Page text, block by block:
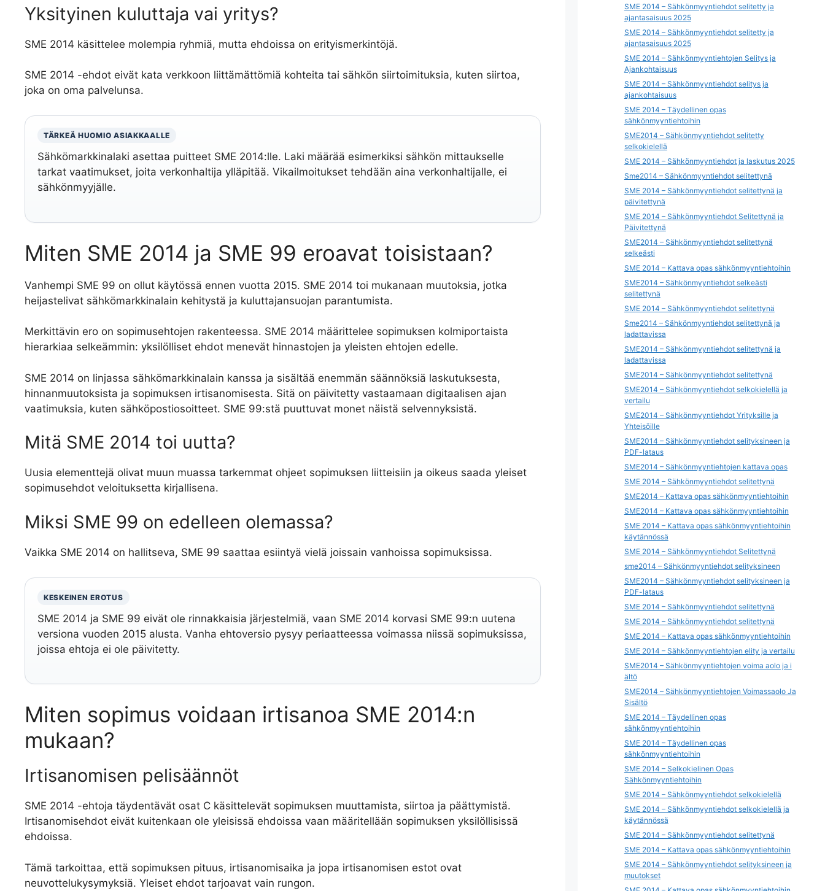
Yksityinen kuluttaja vai yritys?
SME 2014 käsittelee molempia ryhmiä, mutta ehdoissa on erityismerkintöjä.
SME 2014 -ehdot eivät kata verkkoon liittämättömiä kohteita tai sähkön siirtoimituksia, kuten siirtoa,
joka on oma palvelunsa.
TÄRKEÄ HUOMIO ASIAKKAALLE
Sähkömarkkinalaki asettaa puitteet SME 2014:lle. Laki määrää esimerkiksi sähkön mittaukselle
tarkat vaatimukset, joita verkonhaltija ylläpitää. Vikailmoitukset tehdään aina verkonhaltijalle, ei
sähkönmyyjälle.
Miten SME 2014 ja SME 99 eroavat toisistaan?
Vanhempi SME 99 on ollut käytössä ennen vuotta 2015. SME 2014 toi mukanaan muutoksia, jotka
heijastelivat sähkömarkkinalain kehitystä ja kuluttajansuojan parantumista.
Merkittävin ero on sopimusehtojen rakenteessa. SME 2014 määrittelee sopimuksen kolmiportaista
hierarkiaa selkeämmin: yksilölliset ehdot menevät hinnastojen ja yleisten ehtojen edelle.
SME 2014 on linjassa sähkömarkkinalain kanssa ja sisältää enemmän säännöksiä laskutuksesta,
hinnanmuutoksista ja sopimuksen irtisanomisesta. Sitä on päivitetty vastaamaan digitaalisen ajan
vaatimuksia, kuten sähköpostiosoitteet. SME 99:stä puuttuvat monet näistä selvennyksistä.
Mitä SME 2014 toi uutta?
Uusia elementtejä olivat muun muassa tarkemmat ohjeet sopimuksen liitteisiin ja oikeus saada yleiset
sopimusehdot veloituksetta kirjallisena.
Miksi SME 99 on edelleen olemassa?
Vaikka SME 2014 on hallitseva, SME 99 saattaa esiintyä vielä joissain vanhoissa sopimuksissa.
KESKEINEN EROTUS
SME 2014 ja SME 99 eivät ole rinnakkaisia järjestelmiä, vaan SME 2014 korvasi SME 99:n uutena
versiona vuoden 2015 alusta. Vanha ehtoversio pysyy periaatteessa voimassa niissä sopimuksissa,
joissa ehtoja ei ole päivitetty.
Miten sopimus voidaan irtisanoa SME 2014:n
mukaan?
Irtisanomisen pelisäännöt
SME 2014 -ehtoja täydentävät osat C käsittelevät sopimuksen muuttamista, siirtoa ja päättymistä.
Irtisanomisehdot eivät kuitenkaan ole yleisissä ehdoissa vaan määritellään sopimuksen yksilöllisissä
ehdoissa.
Tämä tarkoittaa, että sopimuksen pituus, irtisanomisaika ja jopa irtisanomisen estot ovat
neuvottelukysymyksiä. Yleiset ehdot tarjoavat vain rungon.
SME 2014 – Sähkönmyyntiehdot selitetty ja
ajantasaisuus 2025
SME 2014 – Sähkönmyyntiehdot selitetty ja
ajantasaisuus 2025
SME 2014 – Sähkönmyyntiehtojen Selitys ja
Ajankohtaisuus
SME 2014 – Sähkönmyyntiehdot selitys ja
ajankohtaisuus
SME 2014 – Täydellinen opas
sähkönmyyntiehtoihin
SME2014 – Sähkönmyyntiehdot selitetty
selkokielellä
SME 2014 – Sähkönmyyntiehdot ja laskutus 2025
Sme2014 – Sähkönmyyntiehdot selitettynä
SME 2014 – Sähkönmyyntiehdot selitettynä ja
päivitettynä
SME 2014 – Sähkönmyyntiehdot Selitettynä ja
Päivitettynä
SME2014 – Sähkönmyyntiehdot selitettynä
selkeästi
SME 2014 – Kattava opas sähkönmyyntiehtoihin
SME2014 – Sähkönmyyntiehdot selkeästi
selitettynä
SME 2014 – Sähkönmyyntiehdot selitettynä
Sme2014 – Sähkönmyyntiehdot selitettynä ja
ladattavissa
SME2014 – Sähkönmyyntiehdot selitettynä ja
ladattavissa
SME2014 – Sähkönmyyntiehdot selitettynä
SME2014 – Sähkönmyyntiehdot selkokielellä ja
vertailu
SME2014 – Sähkönmyyntiehdot Yrityksille ja
Yhteisöille
SME2014 – Sähkönmyyntiehdot selityksineen ja
PDF-lataus
SME2014 – Sähkönmyyntiehtojen kattava opas
SME 2014 – Sähkönmyyntiehdot selitettynä
SME2014 – Kattava opas sähkönmyyntiehtoihin
SME2014 – Kattava opas sähkönmyyntiehtoihin
SME 2014 – Kattava opas sähkönmyyntiehtoihin
käytännössä
SME 2014 – Sähkönmyyntiehdot Selitettynä
sme2014 – Sähkönmyyntiehdot selityksineen
SME2014 – Sähkönmyyntiehdot selityksineen ja
PDF-lataus
SME 2014 – Sähkönmyyntiehdot selitettynä
SME 2014 – Sähkönmyyntiehdot selitettynä
SME 2014 – Kattava opas sähkönmyyntiehtoihin
SME 2014 – Sähkönmyyntiehtojen elity ja vertailu
SME2014 – Sähkönmyyntiehtojen voima aolo ja i
ältö
SME2014 – Sähkönmyyntiehtojen Voimassaolo Ja
Sisältö
SME 2014 – Täydellinen opas
sähkönmyyntiehtoihin
SME 2014 – Täydellinen opas
sähkönmyyntiehtoihin
SME 2014 – Selkokielinen Opas
Sähkönmyyntiehtoihin
SME 2014 – Sähkönmyyntiehdot selkokielellä
SME 2014 – Sähkönmyyntiehdot selkokielellä ja
käytännössä
SME 2014 – Sähkönmyyntiehdot selitettynä
SME 2014 – Kattava opas sähkönmyyntiehtoihin
SME 2014 – Sähkönmyyntiehdot selityksineen ja
muutokset